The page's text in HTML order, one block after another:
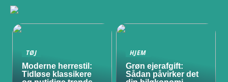
TØJ
Moderne herrestil:
Tidløse klassikere
HJEM
Grøn ejerafgift:
Sådan påvirker det